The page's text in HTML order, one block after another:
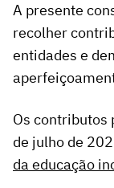
A presente
recolher
entidades e
Os contributos
de julho de
da educação